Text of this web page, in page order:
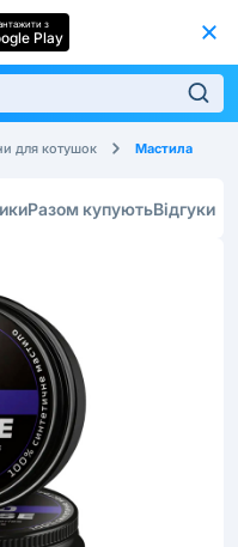
з
Play
для котушок Мастила
Разом купуютьВідгуки